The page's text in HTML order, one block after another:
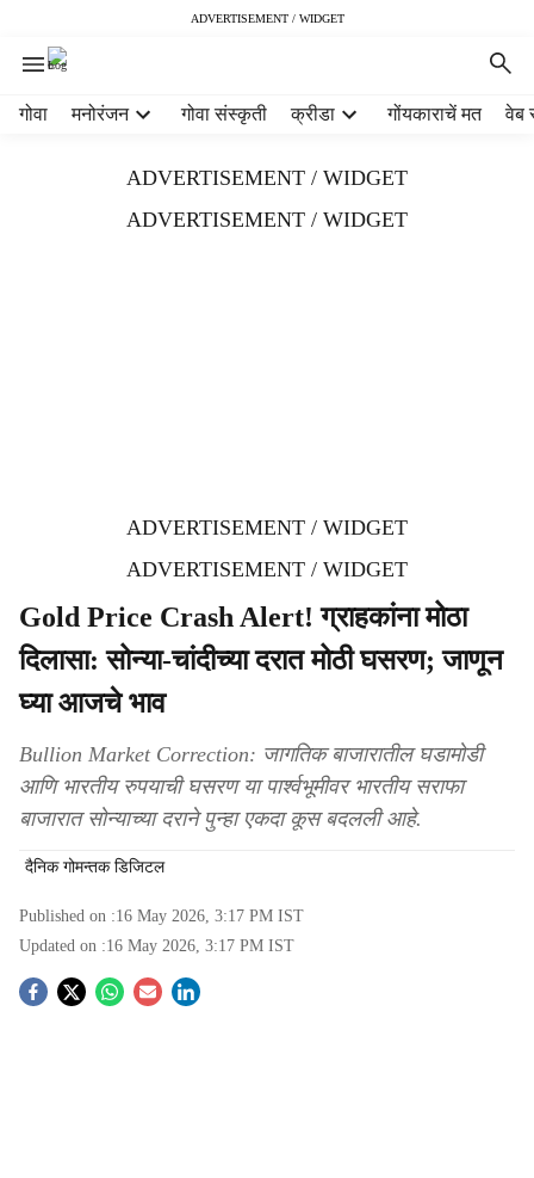
ADVERTISEMENT / WIDGET
गोवा मनोरंजन गोवा संस्कृती क्रीडा गोंयकाराचें मत वेब
ADVERTISEMENT / WIDGET
ADVERTISEMENT / WIDGET
ADVERTISEMENT / WIDGET
ADVERTISEMENT / WIDGET
Gold Price Crash Alert! ग्राहकांना मोठा
दिलासा: सोन्या-चांदीच्या दरात मोठी घसरण; जाणून
घ्या आजचे भाव
Bullion Market Correction: जागतिक बाजारातील घडामोडी
आणि भारतीय रुपयाची घसरण या पार्श्वभूमीवर भारतीय सराफा
बाजारात सोन्याच्या दराने पुन्हा एकदा कूस बदलली आहे.
दैनिक गोमन्तक डिजिटल
Published on :16 May 2026, 3:17 PM IST
Updated on :16 May 2026, 3:17 PM IST
S